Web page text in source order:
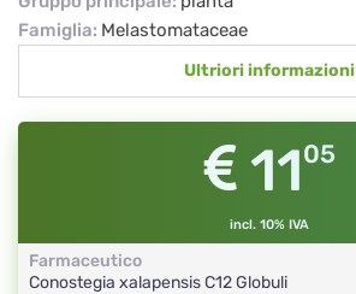
Famiglia: Melastomataceae
Ultriori informazioni
1105
incl. 10% IVA
Farmaceutico
Conostegia xalapensisC12Globuli